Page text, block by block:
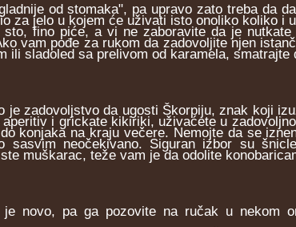
od stomaka", pa upravo zato treba da
za jelo u kojem će uživati isto onoliko koliko i
fino piće, a vi ne zaboravite da je
vam pođe za rukom da zadovoljite njen
ili sladoled sa prelivom od karamela, smatrajte
je zadovoljstvo da ugosti Škorpiju, znak koji
i grickate kikiriki, uživaćete u
konjaka na kraju večere. Nemojte da se
sasvim neočekivano. Siguran izbor su
muškarac, teže vam je da odolite
novo, pa ga pozovite na ručak u nekom